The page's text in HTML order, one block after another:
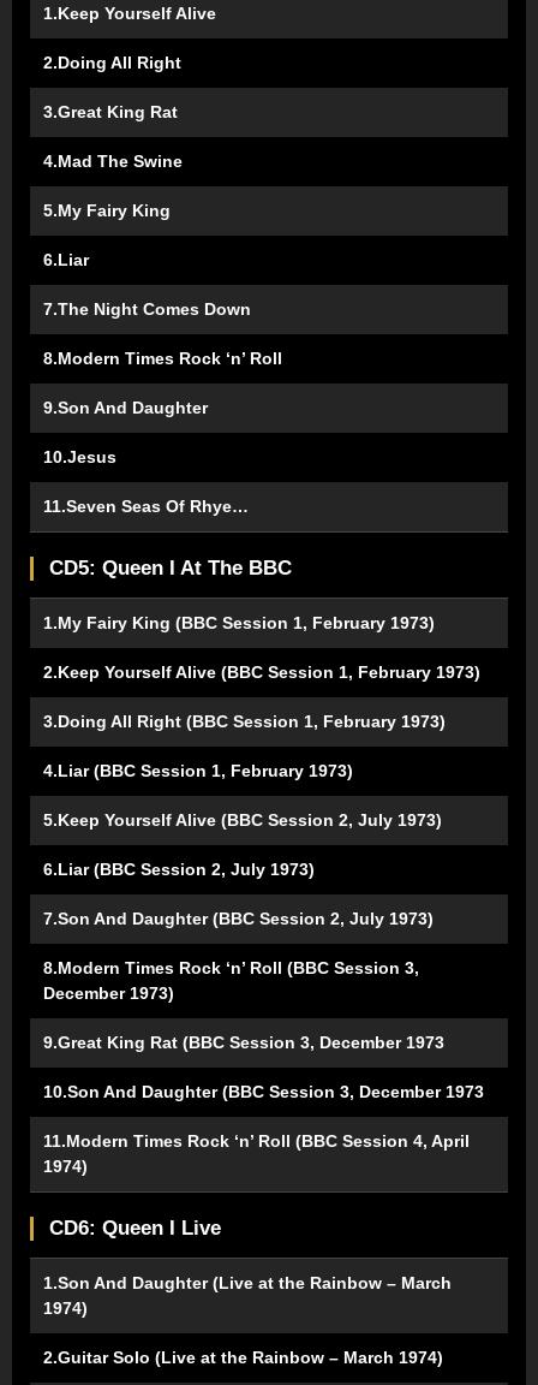
1.Keep Yourself Alive
2.Doing All Right
3.Great King Rat
4.Mad The Swine
5.My Fairy King
6.Liar
7.The Night Comes Down
8.Modern Times Rock ‘n’ Roll
9.Son And Daughter
10.Jesus
11.Seven Seas Of Rhye…
CD5: Queen I At The BBC
1.My Fairy King (BBC Session 1, February 1973)
2.Keep Yourself Alive (BBC Session 1, February 1973)
3.Doing All Right (BBC Session 1, February 1973)
4.Liar (BBC Session 1, February 1973)
5.Keep Yourself Alive (BBC Session 2, July 1973)
6.Liar (BBC Session 2, July 1973)
7.Son And Daughter (BBC Session 2, July 1973)
8.Modern Times Rock ‘n’ Roll (BBC Session 3,
December 1973)
9.Great King Rat (BBC Session 3, December 1973
10.Son And Daughter (BBC Session 3, December 1973
11.Modern Times Rock ‘n’ Roll (BBC Session 4, April
1974)
CD6: Queen I Live
1.Son And Daughter (Live at the Rainbow – March
1974)
2.Guitar Solo (Live at the Rainbow – March 1974)